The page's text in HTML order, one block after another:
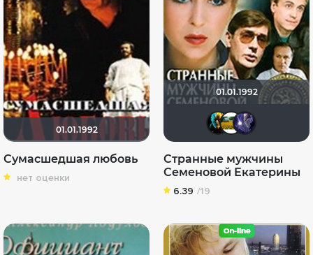
01.01.1992
Сумасшедшая любовь
нет оценки
01.01.1992
Странные мужчины
Семеновой Екатерины
6.39 /19